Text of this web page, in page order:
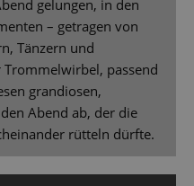
gelungen, in den
– getragen von
Tänzern und
passend
grandiosen,
Abend ab, der die
rütteln dürfte.